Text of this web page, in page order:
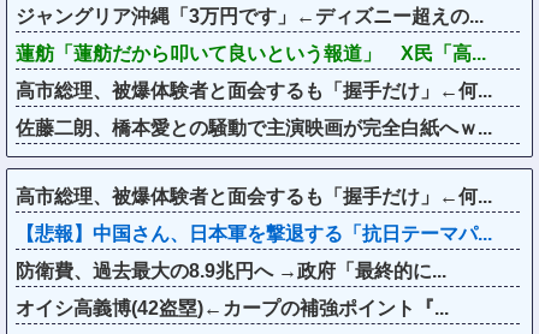
ジャングリア沖縄「3万円です」←ディズニー超えの...
蓮舫「蓮舫だから叩いて良いという報道」 X民「高...
高市総理、被爆体験者と面会するも「握手だけ」←何...
佐藤二朗、橋本愛との騒動で主演映画が完全白紙へｗ...
高市総理、被爆体験者と面会するも「握手だけ」←何...
【悲報】中国さん、日本軍を撃退する「抗日テーマパ...
防衛費、過去最大の8.9兆円へ →政府「最終的に...
オイシ高義博(42盗塁)←カープの補強ポイント『...